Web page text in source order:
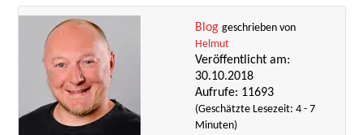
Blog geschrieben von
Helmut
Veröffentlicht am:
30.10.2018
Aufrufe: 11693
(Geschätzte Lesezeit: 4 - 7
Minuten)